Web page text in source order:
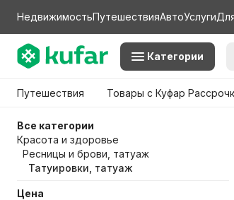
НедвижимостьПутешествияАвтоУслуги
Категории
Путешествия Товары с Куфар
Все категории
Красота и здоровье
Ресницы и брови, татуаж
Татуировки, татуаж
Цена